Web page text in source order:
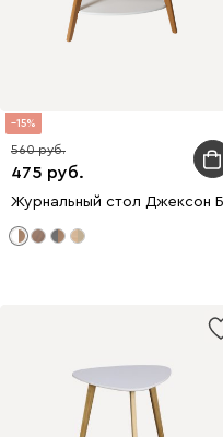
15
475
560
Журнальный стол Джексон